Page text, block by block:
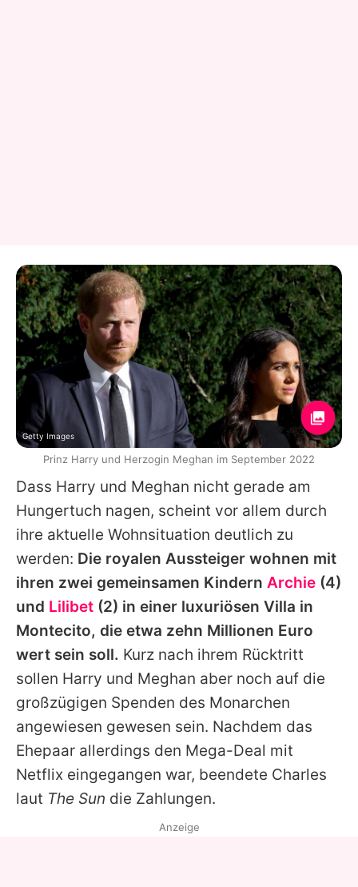
Dass Harry und Meghan nicht gerade am
Hungertuch nagen, scheint vor allem durch
ihre aktuelle Wohnsituation deutlich zu
werden: Die royalen Aussteiger wohnen mit
ihren zwei gemeinsamen Kindern Archie (4)
und Lilibet (2) in einer luxuriösen Villa in
Montecito, die etwa zehn Millionen Euro
wert sein soll. Kurz nach ihrem Rücktritt
sollen Harry und Meghan aber noch auf die
großzügigen Spenden des Monarchen
angewiesen gewesen sein. Nachdem das
Ehepaar allerdings den Mega-Deal mit
Netflix eingegangen war, beendete Charles
laut The Sun die Zahlungen.
Getty Images
Prinz Harry und Herzogin Meghan im September 2022
Anzeige